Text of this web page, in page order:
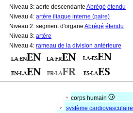
Niveau 3: aorte descendante Abrégé étendu
Niveau 4: artère iliaque interne (paire)
Niveau 2: segment d'organe Abrégé étendu
Niveau 3: artère
Niveau 4: rameau de la division antérieure
corps humain
système